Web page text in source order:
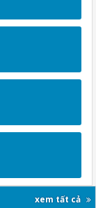
xem tất cả